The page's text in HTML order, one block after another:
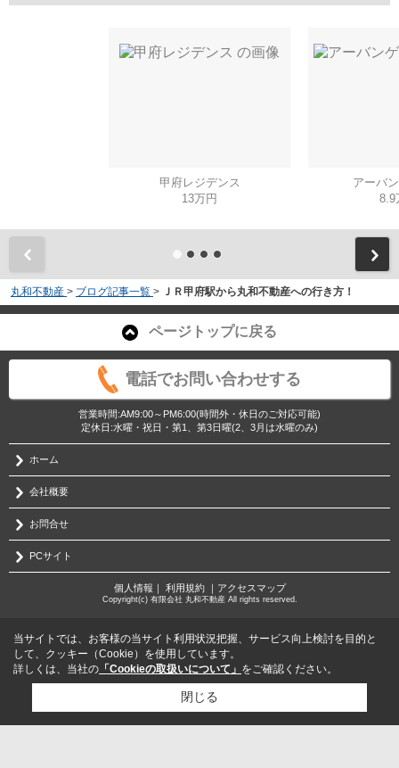
甲府レジデンス
13万円
アーバ
8.9
丸和不動産 > ブログ記事一覧 > ＪＲ甲府駅から丸和不動産への行き方！
ページトップに戻る
電話でお問い合わせする
営業時間:AM9:00～PM6:00(時間外・休日のご対応可能)
定休日:水曜・祝日・第1、第3日曜(2、3月は水曜のみ)
ホーム
会社概要
お問合せ
PCサイト
個人情報 ｜ 利用規約｜ アクセスマップ
Copyright(c) 有限会社 丸和不動産 All rights reserved.
当サイトでは、お客様の当サイト利用状況把握、サービス向上検討を目的と
して、クッキー（Cookie）を使用しています。
詳しくは、当社の 「Cookieの取扱いについて」 をご確認ください。
閉じる